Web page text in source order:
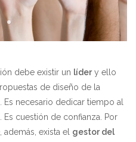
debe existir un lídery ello
de diseño de la
necesario dedicar tiempo al
cuestión de confianza. Por
exista el gestor del